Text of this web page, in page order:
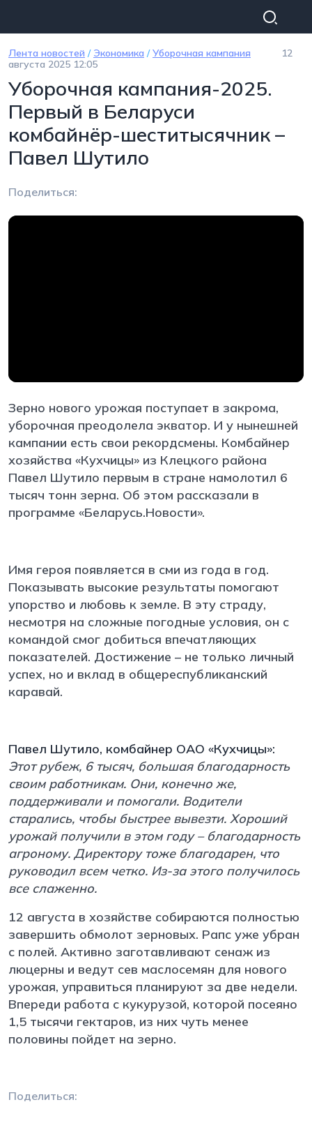
Лента новостей / Экономика /Уборочная кампания
12
августа 2025 12:05
Уборочная кампания-2025.
Первый в Беларуси
комбайнёр-шеститысячник –
Павел Шутило
Поделиться:
Зерно нового урожая поступает в закрома,
уборочная преодолела экватор. И у нынешней
кампании есть свои рекордсмены. Комбайнер
хозяйства «Кухчицы» из Клецкого района
Павел Шутило первым в стране намолотил 6
тысяч тонн зерна. Об этом рассказали в
программе «Беларусь.Новости».
Имя героя появляется в сми из года в год.
Показывать высокие результаты помогают
упорство и любовь к земле. В эту страду,
несмотря на сложные погодные условия, он с
командой смог добиться впечатляющих
показателей. Достижение – не только личный
успех, но и вклад в общереспубликанский
каравай.
Павел Шутило, комбайнер ОАО «Кухчицы»:
Этот рубеж, 6 тысяч, большая благодарность
своим работникам. Они, конечно же,
поддерживали и помогали. Водители
старались, чтобы быстрее вывезти. Хороший
урожай получили в этом году – благодарность
агроному. Директору тоже благодарен, что
руководил всем четко. Из-за этого получилось
все слаженно.
12 августа в хозяйстве собираются полностью
завершить обмолот зерновых. Рапс уже убран
с полей. Активно заготавливают сенаж из
люцерны и ведут сев маслосемян для нового
урожая, управиться планируют за две недели.
Впереди работа с кукурузой, которой посеяно
1,5 тысячи гектаров, из них чуть менее
половины пойдет на зерно.
Поделиться: